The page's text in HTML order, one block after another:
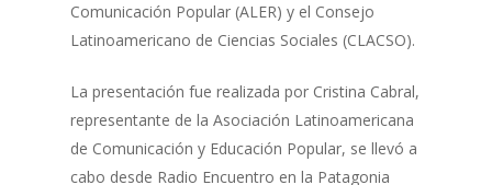
Comunicación Popular (ALER) y el Consejo
Latinoamericano de Ciencias Sociales (CLACSO).
La presentación fue realizada por Cristina Cabral,
representante de la Asociación Latinoamericana
de Comunicación y Educación Popular, se llevó a
cabo desde Radio Encuentro en la Patagonia